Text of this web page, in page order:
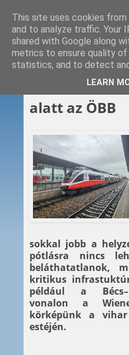
2024. 09. 15.
Kelet-
alatt az ÖBB
sokkal jobb a
pótlásra nincs
beláthatatlanok,
kritikus
például a
vonalon a
körképünk a
estéjén.
This site uses cookies
and to analyze traffic. Your
shared with Google along
metrics to ensure quality of
statistics, and to detect
LEARN